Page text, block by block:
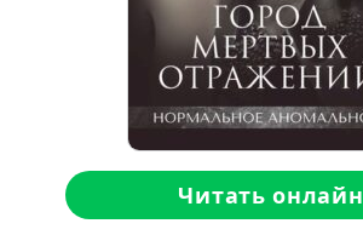
Читать онлайн